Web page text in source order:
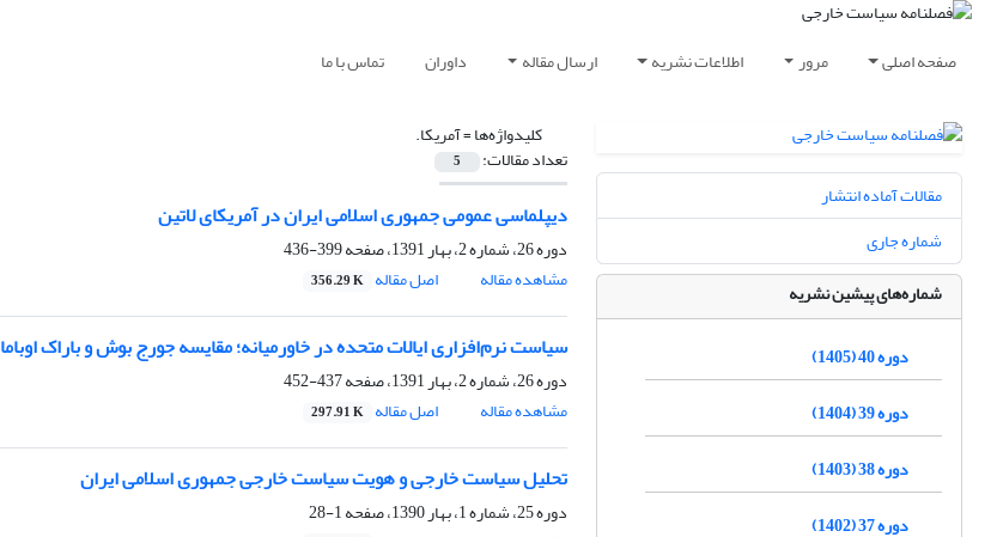
صفحه اصلی مرور اطلاعات نشریه ارسال مقاله داوران تماس با ما
کلیدواژه‌ها =آمریکا.‏
تعداد مقالات: 5
دیپلماسی عمومی جمهوری اسلامی ایران در ‏آمریکای لاتین
دوره 26، شماره 2، بهار 1391، صفحه
399-436
مشاهده مقاله
اصل مقاله 356.29 K
سیاست نرم‌افزاری ایالات متحده در خاورمیانه؛ ‏مقایسه جورج بوش و باراک اوباما
دوره 26، شماره 2، بهار 1391، صفحه
437-452
مشاهده مقاله
اصل مقاله 297.91 K
تحلیل سیاست خارجی و هویت سیاست خارجی ‏جمهوری اسلامی ایران
دوره 25، شماره 1، بهار 1390، صفحه
1-28
مقالات آماده انتشار
شماره جاری
شماره‌های پیشین نشریه
دوره 40 (1405)
دوره 39 (1404)
دوره 38 (1403)
دوره 37 (1402)